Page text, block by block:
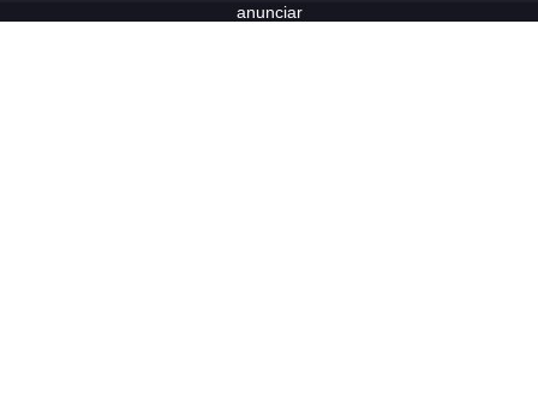
anunciar